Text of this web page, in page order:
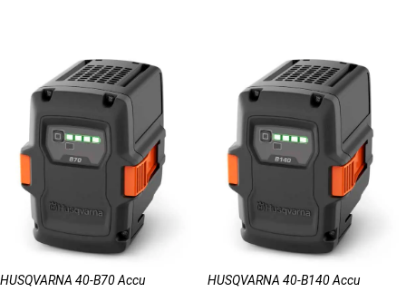
HUSQVARNA 40-B70 Accu HUSQVARNA 40-B140 Accu